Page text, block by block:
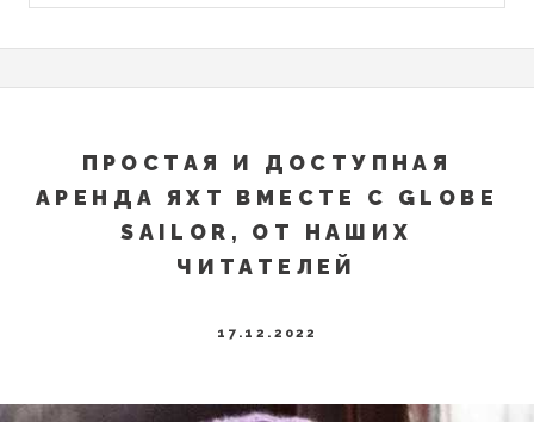
ПРОСТАЯ И ДОСТУПНАЯ
АРЕНДА ЯХТ ВМЕСТЕ С GLOBE
SAILOR, ОТ НАШИХ
ЧИТАТЕЛЕЙ
17.12.2022